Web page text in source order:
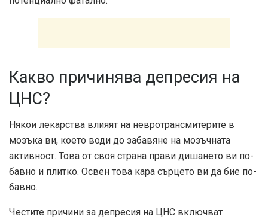
Какво причинява депресия на
ЦНС?
Някои лекарства влияят на невротрансмитерите в
мозъка ви, което води до забавяне на мозъчната
активност. Това от своя страна прави дишането ви по-
бавно и плитко. Освен това кара сърцето ви да бие по-
бавно.
Честите причини за депресия на ЦНС включват